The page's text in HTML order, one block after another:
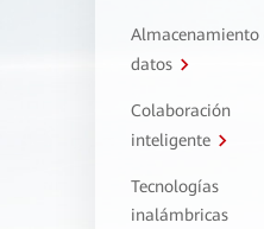
Almacenamiento
datos
Colaboración
inteligente
Tecnologías
inalámbricas